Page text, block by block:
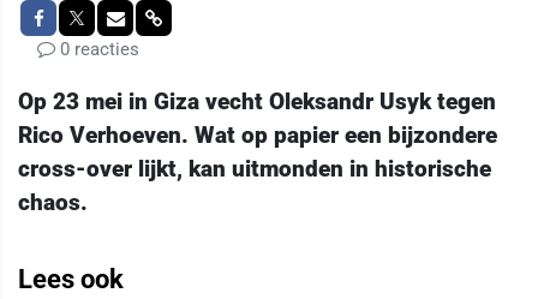
0 reacties
Op 23 mei in Giza vecht Oleksandr Usyk tegen
Rico Verhoeven. Wat op papier een bijzondere
cross-over lijkt, kan uitmonden in historische
chaos.
Lees ook